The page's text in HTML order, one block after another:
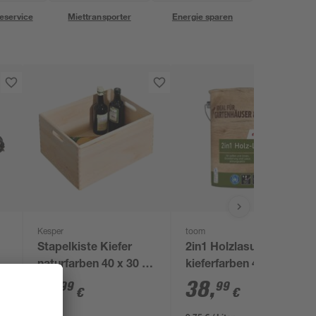
Miettransporter Energie sparen
Kesper
Stapelkiste Kiefer
naturfarben 40 x 30 x
23 cm, mit
Stapelleiste
99 €
toom
2in1 Holzlasur
kieferfarben 4 l
38,99 €